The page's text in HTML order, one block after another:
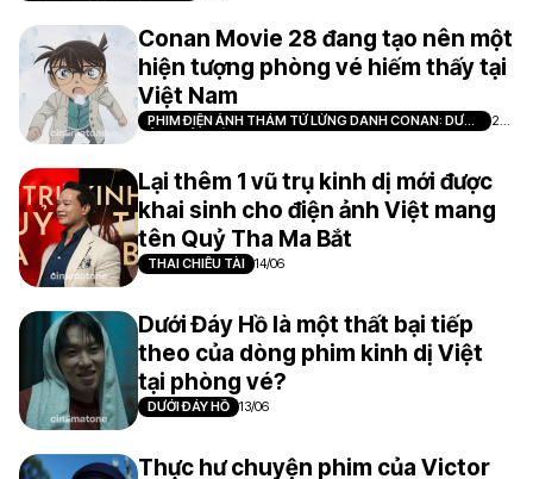
Conan Movie 28 đang tạo nên một
hiện tượng phòng vé hiếm thấy tại
Việt Nam
PHIM ĐIỆN ẢNH THÁM TỬ LỪNG DANH CONAN: DƯ
ẢNH CỦA ĐỘC NHÃN
21/
Lại thêm 1 vũ trụ kinh dị mới được
khai sinh cho điện ảnh Việt mang
tên Quỷ Tha Ma Bắt
THAI CHIÊU TÀI 14/06
Dưới Đáy Hồ là một thất bại tiếp
theo của dòng phim kinh dị Việt
tại phòng vé?
DƯỚI ĐÁY HỒ 13/06
Thực hư chuyện phim của Victor